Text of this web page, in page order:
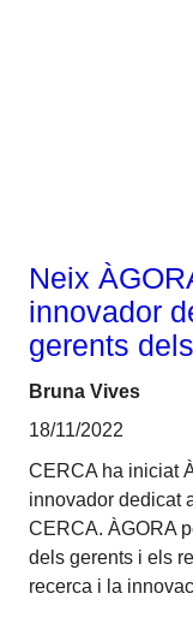
Neix
innovador
gerents
Bruna Vives
18/11/2022
CERCA ha iniciat
innovador dedicat
CERCA. ÀGORA
dels gerents i els
recerca i la